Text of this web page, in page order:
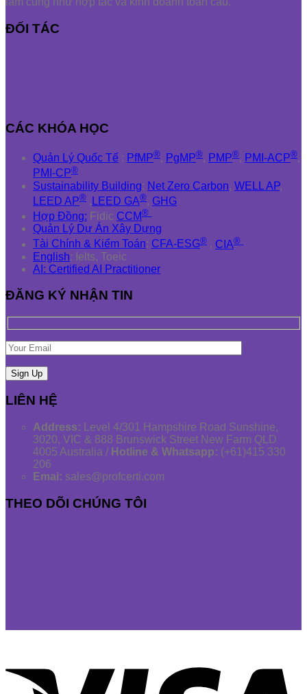
ĐỐI TÁC
CÁC KHÓA HỌC
Quản Lý Quốc Tế : PfMP®, PgMP®, PMP®, PMI-ACP®,
PMI-CP®
Sustainability Building: Net Zero Carbon, WELL AP,
LEED AP® , LEED GA®, GHG
Hợp Đồng: Fidic CCM®
Quản Lý Dự Án Xây Dựng
Tài Chính & Kiểm Toán: CFA-ESG® , CIA®
English: Ielts, Toeic
AI: Certified AI Practitioner
ĐĂNG KÝ NHẬN TIN
LIÊN HỆ
Address: Level 4/301 Hampshire Road Sunshine,
3020, VIC & 888 Brunswick Street New Farm QLD
4005 Australia / Hotline & Whatsapp: (+61)415 330
206
Emai: sales@profcerti.com
THEO DÕI CHÚNG TÔI